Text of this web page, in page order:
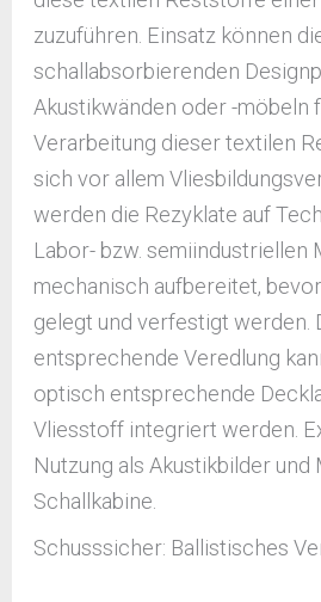
zuzuführen. Einsatz können
schallabsorbierenden
Akustikwänden oder -möbeln
Verarbeitung dieser textilen
sich vor allem
werden die Rezyklate auf
Labor- bzw. semiindustriellen
mechanisch aufbereitet,
gelegt und verfestigt werden.
entsprechende Veredlung
optisch entsprechende
Vliesstoff integriert werden.
Nutzung als Akustikbilder und
Schallkabine.
Schusssicher: Ballistisches